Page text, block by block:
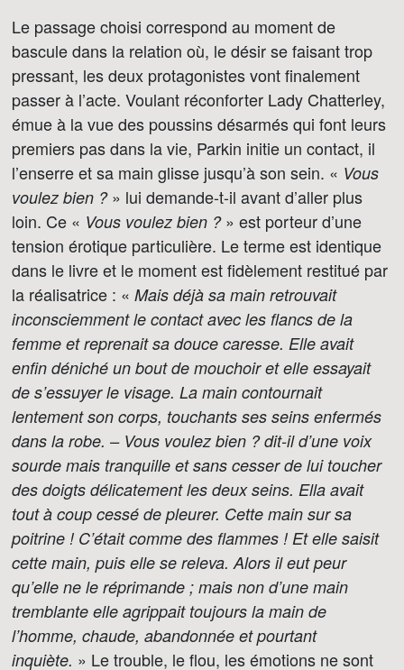
Le passage choisi correspond au moment de
bascule dans la relation où, le désir se faisant trop
pressant, les deux protagonistes vont finalement
passer à l’acte. Voulant réconforter Lady Chatterley,
émue à la vue des poussins désarmés qui font leurs
premiers pas dans la vie, Parkin initie un contact, il
l’enserre et sa main glisse jusqu’à son sein. « Vous
voulez bien ?» lui demande-t-il avant d’aller plus
loin. Ce « Vous voulez bien ?» est porteur d’une
tension érotique particulière. Le terme est identique
dans le livre et le moment est fidèlement restitué par
la réalisatrice : « Mais déjà sa main retrouvait
inconsciemment le contact avec les flancs de la
femme et reprenait sa douce caresse. Elle avait
enfin déniché un bout de mouchoir et elle essayait
de s’essuyer le visage. La main contournait
lentement son corps, touchants ses seins enfermés
dans la robe. – Vous voulez bien ? dit-il d’une voix
sourde mais tranquille et sans cesser de lui toucher
des doigts délicatement les deux seins. Ella avait
tout à coup cessé de pleurer. Cette main sur sa
poitrine ! C’était comme des flammes ! Et elle saisit
cette main, puis elle se releva. Alors il eut peur
qu’elle ne le réprimande ; mais non d’une main
tremblante elle agrippait toujours la main de
l’homme, chaude, abandonnée et pourtant
inquiète. » Le trouble, le flou, les émotions ne sont